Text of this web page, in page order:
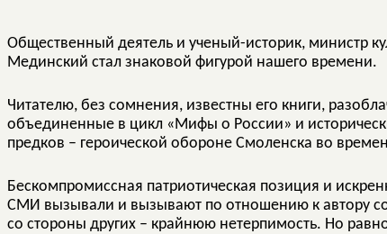
Общественный деятель и ученый-историк, министр
Мединский стал знаковой фигурой нашего времени.
Читателю, без сомнения, известны его книги,
объединенные в цикл «Мифы о России» и
предков – героической обороне Смоленска во
Бескомпромиссная патриотическая позиция и
СМИ вызывали и вызывают по отношению к автору
со стороны других – крайнюю нетерпимость. Но